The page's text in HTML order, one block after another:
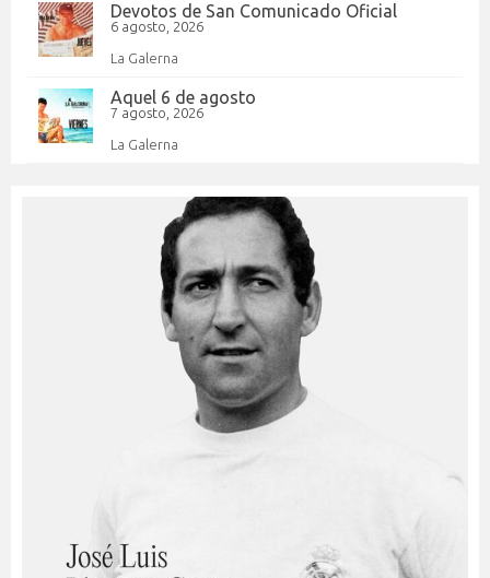
Devotos de San Comunicado Oficial
6 agosto, 2026
La Galerna
Aquel 6 de agosto
7 agosto, 2026
La Galerna